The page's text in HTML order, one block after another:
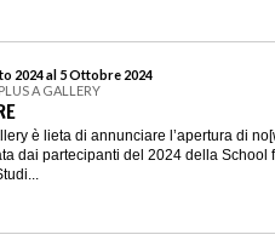
2024 al 5 Ottobre 2024
PLUS A GALLERY
è lieta di annunciare l’apertura di
dai partecipanti del 2024 della School